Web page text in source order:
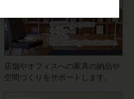
店舗やオフィスへの家具の納品や
空間づくりをサポートします。